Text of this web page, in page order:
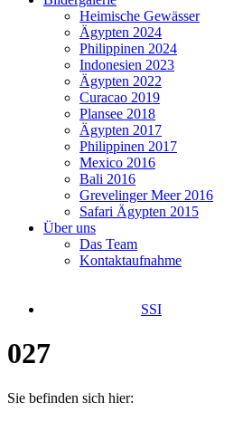
Heimische Gewässer
Ägypten 2024
Philippinen 2024
Indonesien 2023
Ägypten 2022
Curacao 2019
Plansee 2018
Ägypten 2017
Philippinen 2017
Mexico 2016
Bali 2016
Grevelinger Meer 2016
Safari Ägypten 2015
Über uns
Das Team
Kontaktaufnahme
SSI
027
Sie befinden sich hier: